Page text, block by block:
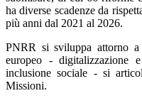
ha diverse scadenze da
più anni dal 2021 al 2026.
PNRR si sviluppa attorno
europeo - digitalizzazione
inclusione sociale - si
Missioni.